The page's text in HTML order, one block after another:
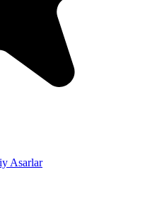
Asarlar